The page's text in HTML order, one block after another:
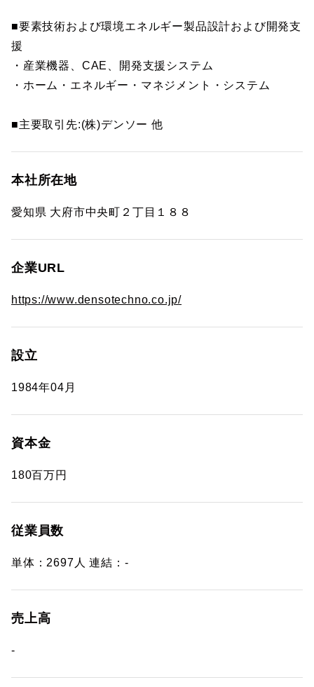
■要素技術および環境エネルギー製品設計および開発支
援
・産業機器、CAE、開発支援システム
・ホーム・エネルギー・マネジメント・システム
■主要取引先:(株)デンソー 他
本社所在地
愛知県 大府市中央町２丁目１８８
企業URL
https://www.densotechno.co.jp/
設立
1984年04月
資本金
180百万円
従業員数
単体：2697人 連結：-
売上高
-